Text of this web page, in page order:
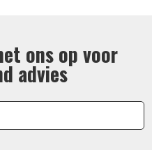
ons op voor
advies